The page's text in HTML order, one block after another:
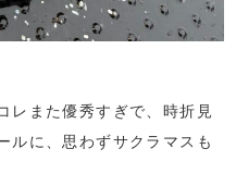
レまた優秀すぎで、時折見
ルに、思わずサクラマスも